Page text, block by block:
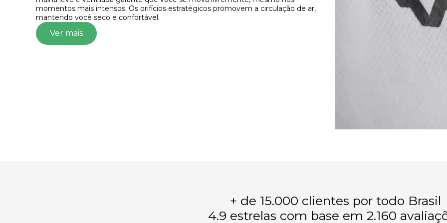
momentos mais intensos. Os orifícios estratégicos promovem a circulação de ar,
mantendo você seco e confortável.
Ver mais
+ de 15.000 clientes por todo Brasil
4.9 estrelas com base em 2.160